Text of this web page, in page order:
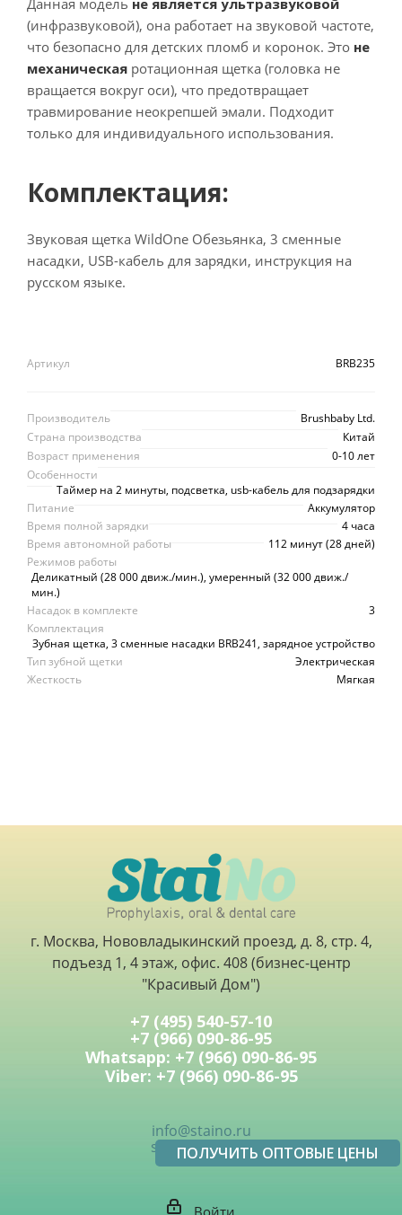
Данная модель не является ультразвуковой
(инфразвуковой), она работает на звуковой частоте,
что безопасно для детских пломб и коронок. Это не
механическая ротационная щетка (головка не
вращается вокруг оси), что предотвращает
травмирование неокрепшей эмали. Подходит
только для индивидуального использования.
Комплектация:
Звуковая щетка WildOne Обезьянка, 3 сменные
насадки, USB-кабель для зарядки, инструкция на
русском языке.
Артикул BRB235
Производитель
Brushbaby Ltd.
Страна производства
Китай
Возраст применения
0-10 лет
Особенности
Таймер на 2 минуты, подсветка, usb-кабель для подзарядки
Питание
Аккумулятор
Время полной зарядки
4 часа
Время автономной работы
112 минут (28 дней)
Режимов работы
Деликатный (28 000 движ./мин.), умеренный (32 000 движ./
мин.)
Насадок в комплекте
3
Комплектация
Зубная щетка, 3 сменные насадки BRB241, зарядное устройство
Тип зубной щетки
Электрическая
Жесткость
Мягкая
г. Москва, Нововладыкинский проезд, д. 8, стр. 4,
подъезд 1, 4 этаж, офис. 408 (бизнес-центр
"Красивый Дом")
+7 (495) 540-57-10
+7 (966) 090-86-95
Whatsapp: +7 (966) 090-86-95
Viber: +7 (966) 090-86-95
info@staino.ru
sale@staino.ru
ПОЛУЧИТЬ ОПТОВЫЕ ЦЕНЫ